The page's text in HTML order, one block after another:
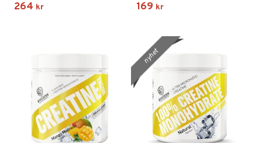
264 kr 169 kr
nyhet